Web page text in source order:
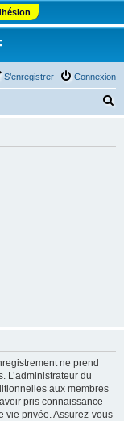
Connexion
S’enregistrer
ne prend
L’administrateur du
aux membres
pris connaissance
vie privée. Assurez-vous